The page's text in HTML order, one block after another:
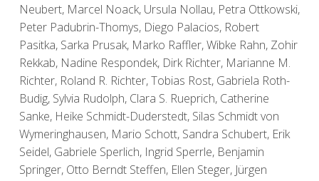
Neubert, Marcel Noack, Ursula Nollau, Petra Ottkowski,
Peter Padubrin-Thomys, Diego Palacios, Robert
Pasitka, Sarka Prusak, Marko Raffler, Wibke Rahn, Zohir
Rekkab, Nadine Respondek, Dirk Richter, Marianne M.
Richter, Roland R. Richter, Tobias Rost, Gabriela Roth-
Budig, Sylvia Rudolph, Clara S. Rueprich, Catherine
Sanke, Heike Schmidt-Duderstedt, Silas Schmidt von
Wymeringhausen, Mario Schott, Sandra Schubert, Erik
Seidel, Gabriele Sperlich, Ingrid Sperrle, Benjamin
Springer, Otto Berndt Steffen, Ellen Steger, Jürgen